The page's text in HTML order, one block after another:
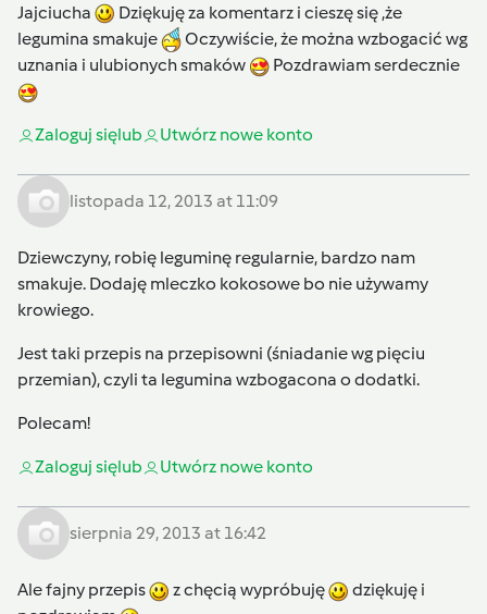
Jajciucha
Dziękuję za komentarz i cieszę się ,że
legumina smakuje
Oczywiście, że można wzbogacić wg
uznania i ulubionych smaków
Pozdrawiam serdecznie
Zaloguj sięlub Utwórz nowe konto
listopada 12, 2013 at 11:09
Dziewczyny, robię leguminę regularnie, bardzo nam
smakuje. Dodaję mleczko kokosowe bo nie używamy
krowiego.
Jest taki przepis na przepisowni (śniadanie wg pięciu
przemian), czyli ta legumina wzbogacona o dodatki.
Polecam!
Zaloguj sięlub Utwórz nowe konto
sierpnia 29, 2013 at 16:42
Ale fajny przepis z chęcią wypróbuję
dziękuję i